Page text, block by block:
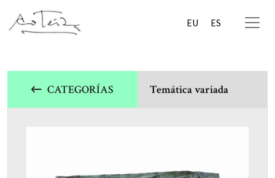
EU ES
CATEGORÍAS Temática variada